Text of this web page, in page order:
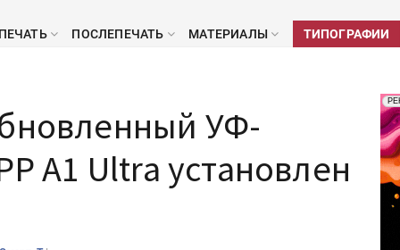
ПЕЧАТЬ ПОСЛЕПЕЧАТЬ МАТЕРИАЛЫ ТИПОГРАФИИ
УФ-
A1 Ultra установлен